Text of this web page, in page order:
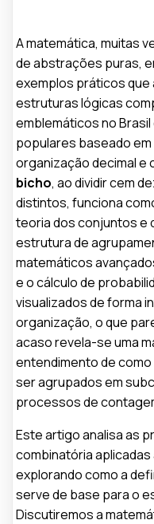
A matemática, muitas
de abstrações puras,
exemplos práticos que
estruturas lógicas
emblemáticos no
populares baseado em
organização decimal e
bicho, ao dividir cem
distintos, funciona
teoria dos conjuntos e
estrutura de
matemáticos
e o cálculo de
visualizados de forma
organização, o que
acaso revela-se uma
entendimento de
ser agrupados em
processos de
Este artigo analisa as
combinatória aplicadas
explorando como a
serve de base para o
Discutiremos a